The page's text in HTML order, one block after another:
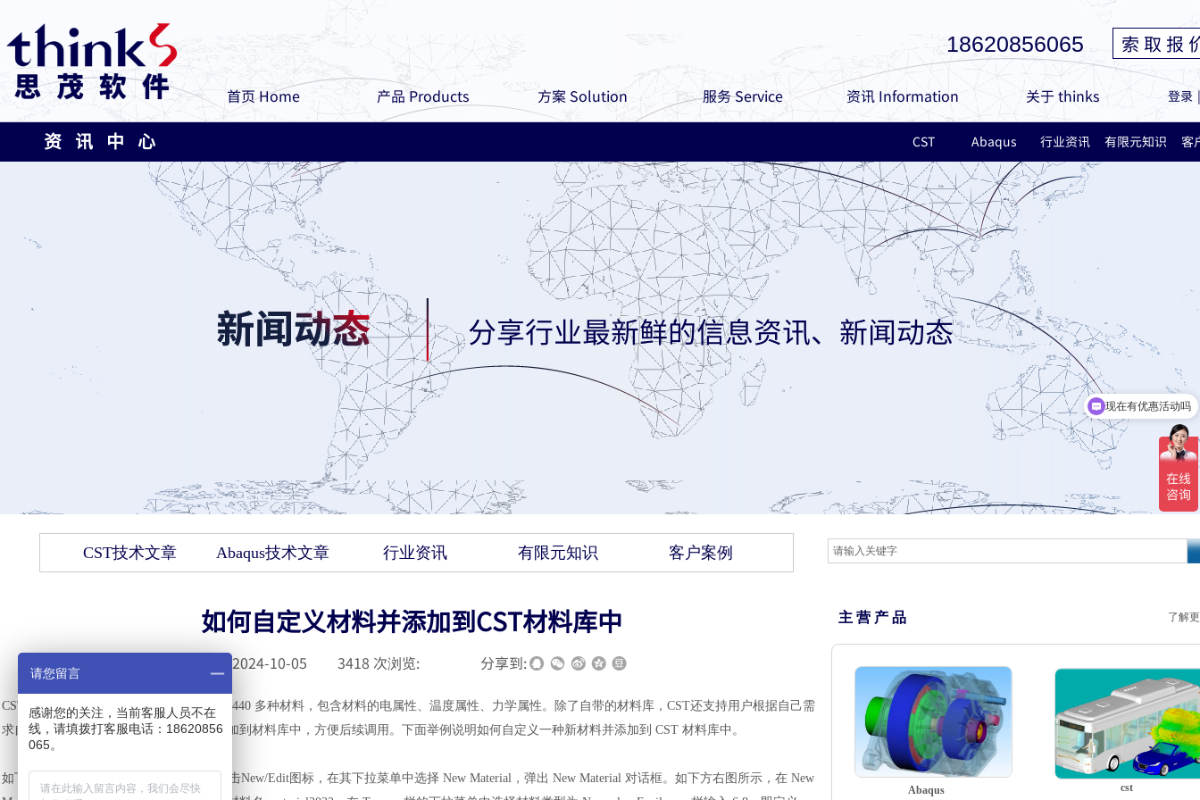
18620856065
登录 |
索 取 报
首页 Home 产品 Products 方案 Solution 服务 Service 资讯 Information 关于 thinks
分享行业最新鲜的信息资讯、新闻动态
资 讯 中 心 CST Abaqus 行业资讯 有限元知识 客
CST技术文章 Abaqus技术文章 行业资讯 有限元知识 客户案例
如何自定义材料并添加到CST材料库中
发布时间 :2024-10-05 3418 次浏览: 分享到:
CST 具有非常丰富的材料库，材料库包含 440 多种材料，包含材料的电属性、温度属性、力学属性。除了自带的材料库，CST还支持用户根据自己需
求自定义新的材料，并且可以将新材料添加到材料库中，方便后续调用。下面举例说明如何自定义一种新材料并添加到 CST 材料库中。
如下方左图所示，在
Modeling选项卡下点击New/Edit图标，在其下拉菜单中选择 New Material，弹出 New Material 对话框。如下方右图所示，在 New
主 营 产 品 了解
cst
Abaqus
现在有优惠活动吗
请您留言
感谢您的关注，当前客服人员不在
线，请填拨打客服电话：18620856
065。